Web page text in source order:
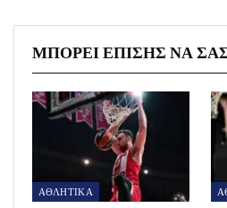
ΜΠΟΡΕΊ ΕΠΊΣΗΣ ΝΑ
ΑΘΛΗΤΙΚΑ